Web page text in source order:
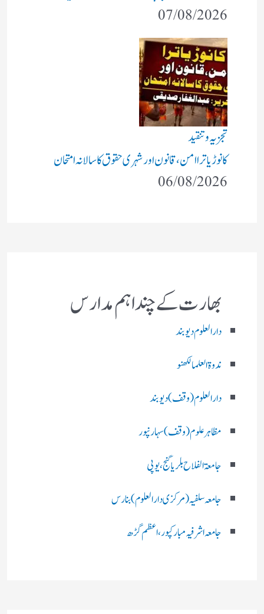
07/08/2026
تجزیہ و تنقید
کانوڑ یاترا امن،قانون اور شہری حقوق کا سالانہ امتحان
06/08/2026
بھارت کے چند اہم مدارس
دارالعلوم دیوبند
ندوۃالعلما لکھنو
دارالعلوم (وقف)دیوبند
مظاہرعلوم (وقف)سہارنپور
جامعۃ الفلاح بلریاگنج،یوپی
جامعہ سلفیہ(مرکزی دارالعلوم )بنارس
جامعہ اشرفیہ مبارکپور،اعظم گڑھ